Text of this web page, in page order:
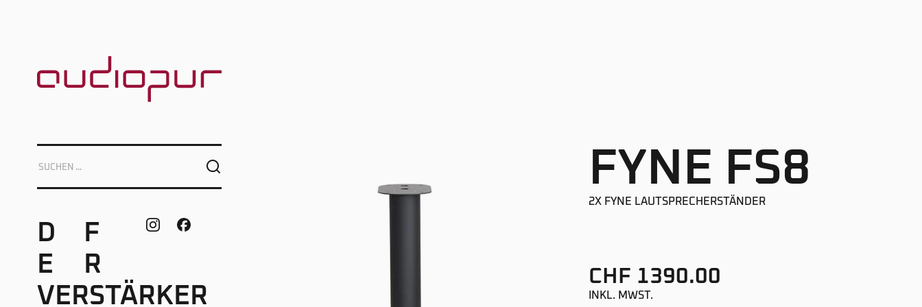
D
E
F
R
VERSTÄRKER
FYNE FS8
2X FYNE LAUTSPRECHERSTÄNDER
CHF 1390.00
INKL. MWST.